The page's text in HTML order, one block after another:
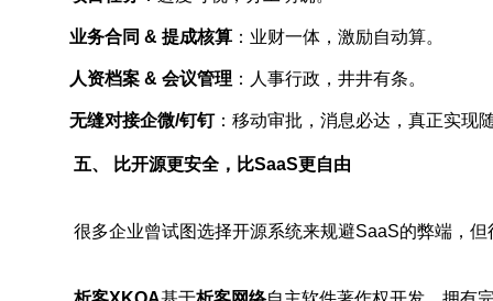
业务合同 & 提成核算 ：业财一体，激励自动算。
人资档案 & 会议管理 ：人事行政，井井有条。
无缝对接企微/钉钉：移动审批，消息必达，真正实现
五、 比开源更安全，比SaaS更自由
很多企业曾试图选择开源系统来规避SaaS的弊端，